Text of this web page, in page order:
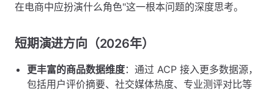
在电商中应扮演什么角色"这一根本问题的深度思考。
短期演进方向（2026年）
更丰富的商品数据维度：通过 ACP 接入更多数据源，
包括用户评价摘要、社交媒体热度、专业测评对比等